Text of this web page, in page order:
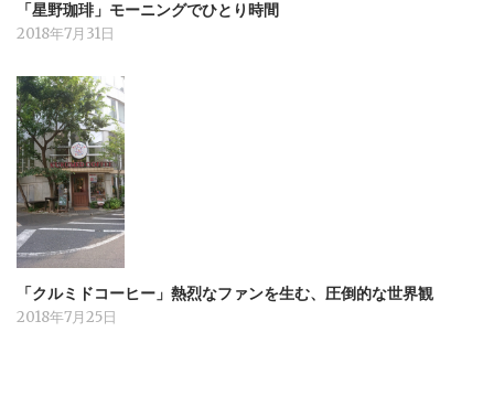
「星野珈琲」モーニングでひとり時間
2018年7月31日
「クルミドコーヒー」熱烈なファンを生む、圧倒的な世界観
2018年7月25日